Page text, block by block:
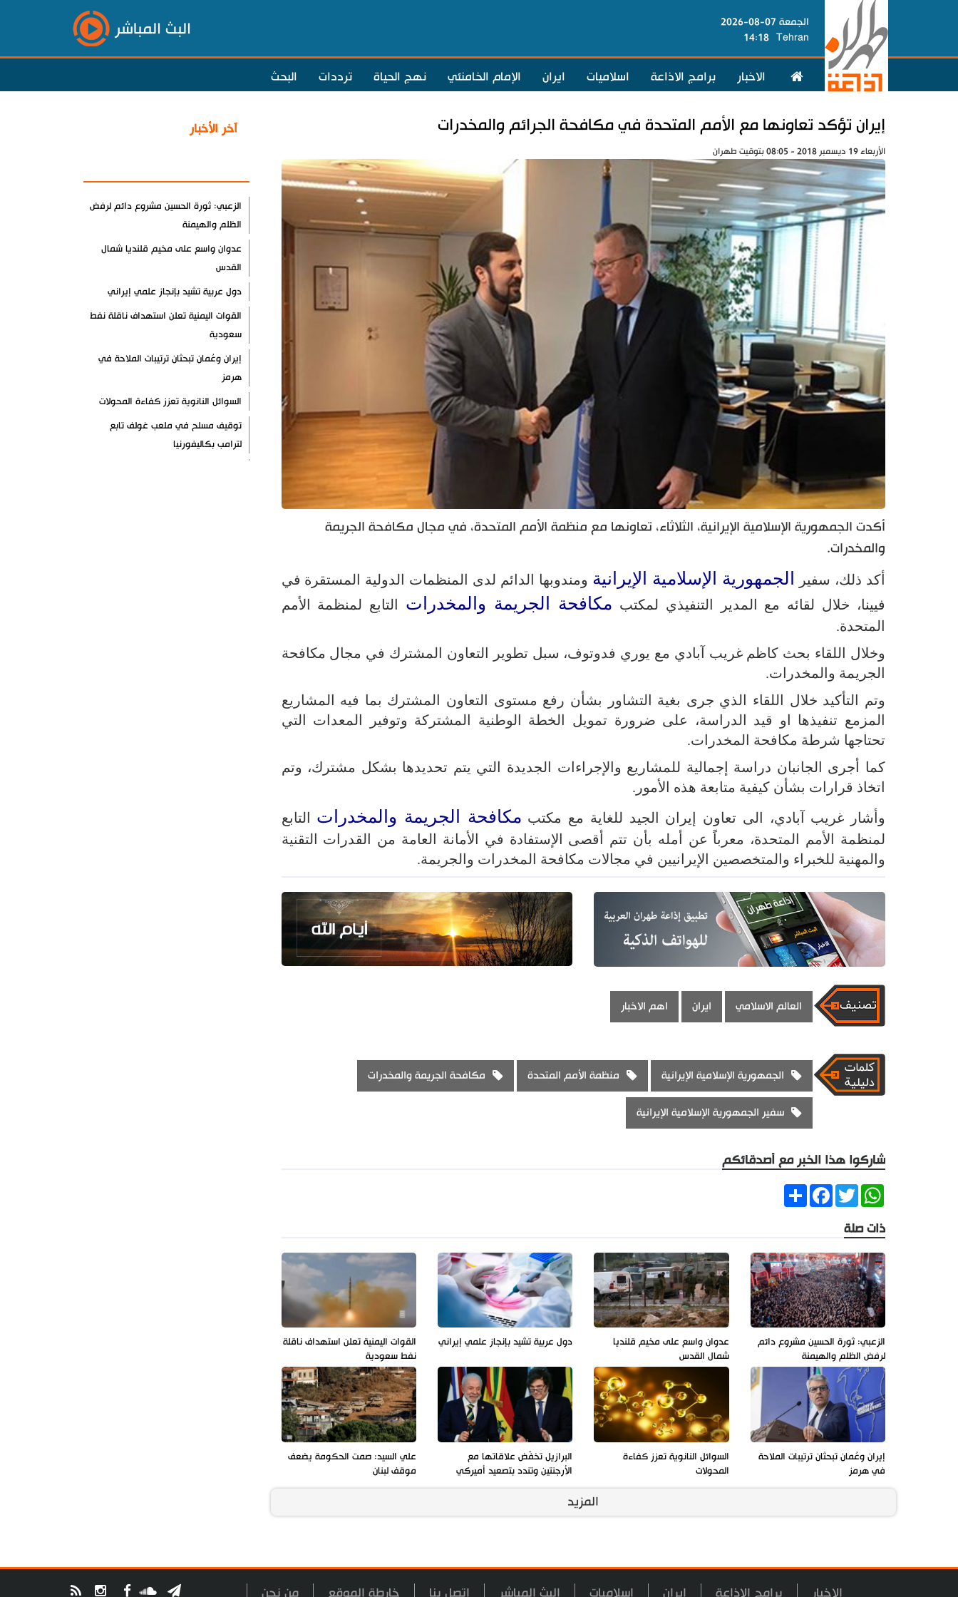
الجمعة 07-08-2026
Tehran
14:18 البث المباشر
الاخبار برامج الاذاعة اسلاميات ايران الإمام الخامنئي نهج الحياة ترددات البحث
إيران تؤكد تعاونها مع الأمم المتحدة في مكافحة الجرائم والمخدرات
الأربعاء 19 ديسمبر 2018 - 08:05 بتوقيت طهران
أكدت الجمهورية الإسلامية الإيرانية، الثلاثاء، تعاونها مع منظمة الأمم المتحدة، في مجال مكافحة الجريمة
والمخدرات.
أكد ذلك، سفير
الجمهورية الإسلامية الإيرانية ومندوبها الدائم لدى المنظمات الدولية المستقرة في
فيينا، خلال لقائه مع المدير التنفيذي لمكتب مكافحة الجريمة والمخدرات التابع لمنظمة الأمم
المتحدة.
وخلال اللقاء بحث كاظم غريب آبادي مع يوري فدوتوف، سبل تطوير التعاون المشترك في مجال مكافحة
الجريمة والمخدرات.
وتم التأكيد خلال اللقاء الذي جرى بغية التشاور بشأن رفع مستوى التعاون المشترك بما فيه المشاريع
المزمع تنفيذها او قيد الدراسة، على ضرورة تمويل الخطة الوطنية المشتركة وتوفير المعدات التي
تحتاجها شرطة مكافحة المخدرات.
كما أجرى الجانبان دراسة إجمالية للمشاريع والإجراءات الجديدة التي يتم تحديدها بشكل مشترك، وتم
اتخاذ قرارات بشأن كيفية متابعة هذه الأمور.
وأشار غريب آبادي، الى تعاون إيران الجيد للغاية مع مكتب مكافحة الجريمة والمخدرات التابع
لمنظمة الأمم المتحدة، معرباً عن أمله بأن تتم أقصى الإستفادة في الأمانة العامة من القدرات التقنية
والمهنية للخبراء والمتخصصين الإيرانيين في مجالات مكافحة المخدرات والجريمة.
العالم الاسلامي ايران اهم الاخبار
الجمهورية الإسلامية الإيرانية منظمة الأمم المتحدة مكافحة الجريمة والمخدرات
سفير الجمهورية الإسلامية الإيرانية
شاركوا هذا الخبر مع أصدقائكم
ShareFacebookTwitter
WhatsApp
ذات صلة
الزعبي: ثورة الحسين مشروع دائم
لرفض الظلم والهيمنة
عدوان واسع على مخيم قلنديا
شمال القدس
دول عربية تشيد بإنجاز علمي إيراني
القوات اليمنية تعلن استهداف ناقلة
نفط سعودية
إيران وعُمان تبحثان ترتيبات الملاحة
في هرمز
السوائل النانوية تعزز كفاءة
المحولات
البرازيل تخفّض علاقاتها مع
الأرجنتين وتندد بتصعيد أميركي
علي السيد: صمت الحكومة يضعف
موقف لبنان
المزيد
آخر الأخبار
الزعبي: ثورة الحسين مشروع دائم لرفض
الظلم والهيمنة
عدوان واسع على مخيم قلنديا شمال
القدس
دول عربية تشيد بإنجاز علمي إيراني
القوات اليمنية تعلن استهداف ناقلة نفط
سعودية
إيران وعُمان تبحثان ترتيبات الملاحة في
هرمز
السوائل النانوية تعزز كفاءة المحولات
توقيف مسلح في ملعب غولف تابع
لترامب بكاليفورنيا
الاخبار برامج الاذاعة ايران اسلاميات البث المباشر اتصل بنا خارطة الموقع من نحن